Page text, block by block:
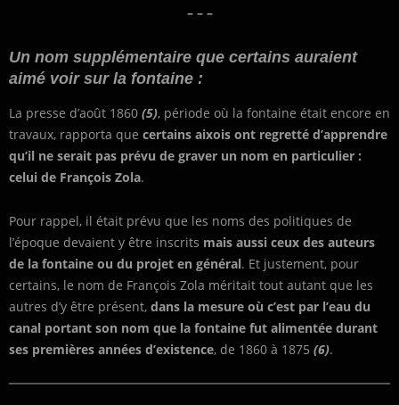
– – –
Un nom supplémentaire que certains auraient
aimé voir sur la fontaine :
La presse d’août 1860 (5), période où la fontaine était encore en
travaux, rapporta que certains aixois ont regretté d’apprendre
qu’il ne serait pas prévu de graver un nom en particulier :
celui de François Zola.
Pour rappel, il était prévu que les noms des politiques de
l’époque devaient y être inscrits mais aussi ceux des auteurs
de la fontaine ou du projet en général. Et justement, pour
certains, le nom de François Zola méritait tout autant que les
autres d’y être présent, dans la mesure où c’est par l’eau du
canal portant son nom que la fontaine fut alimentée durant
ses premières années d’existence, de 1860 à 1875 (6).